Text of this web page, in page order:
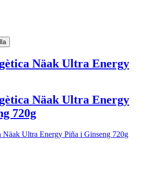
Näak Ultra Energy
Näak Ultra Energy
720g